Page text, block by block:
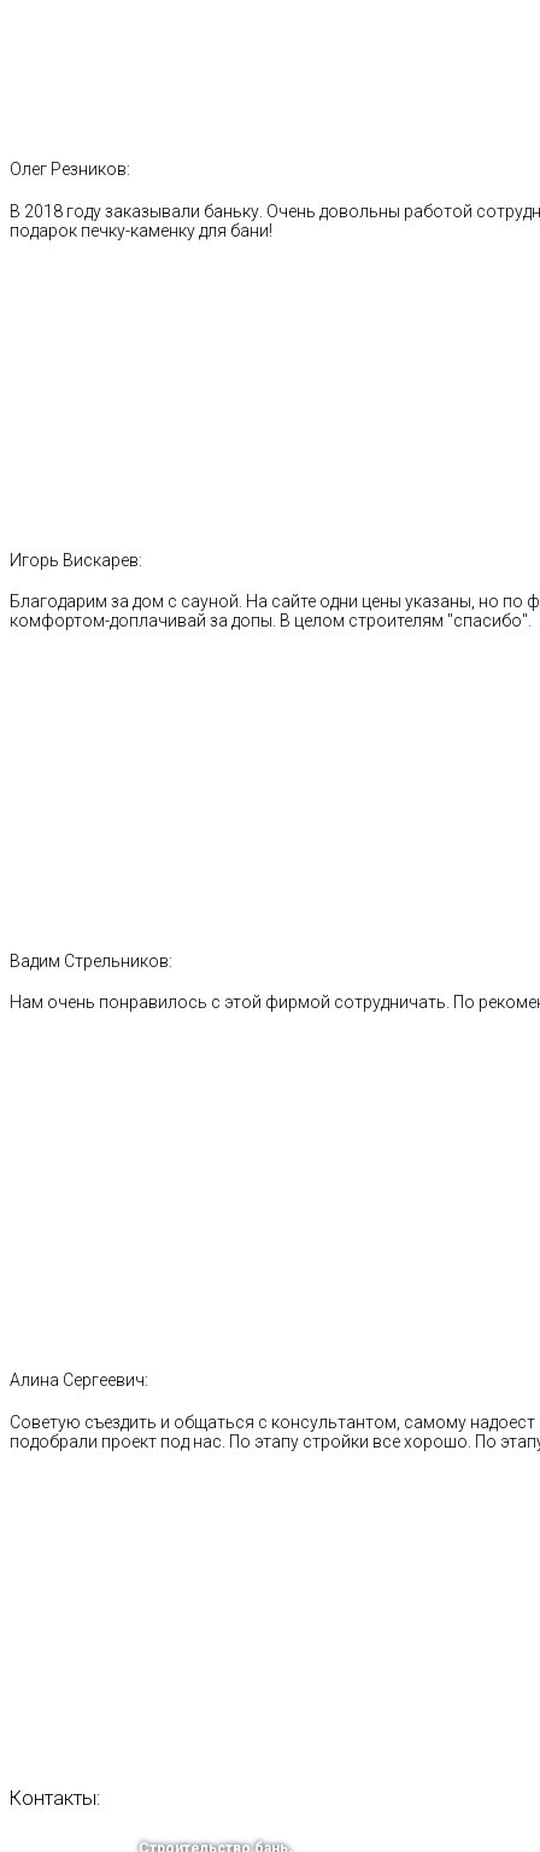
Олег Резников:
В 2018 году заказывали баньку. Очень довольны работой
подарок печку-каменку для бани!
Игорь Вискарев:
Благодарим за дом с сауной. На сайте одни цены указаны, но по
комфортом-доплачивай за допы. В целом строителям "спасибо".
Вадим Стрельников:
Нам очень понравилось с этой фирмой сотрудничать. По
Алина Сергеевич:
Советую съездить и общаться с консультантом, самому
подобрали проект под нас. По этапу стройки все хорошо. По
Контакты: